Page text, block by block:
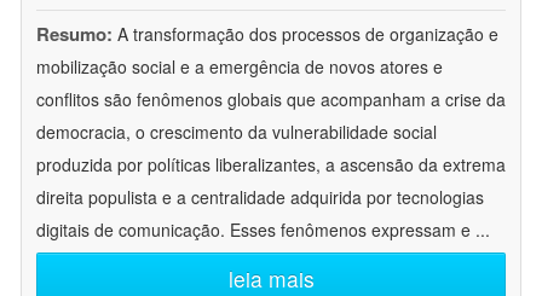
Resumo: A transformação dos processos de organização e
mobilização social e a emergência de novos atores e
conflitos são fenômenos globais que acompanham a crise da
democracia, o crescimento da vulnerabilidade social
produzida por políticas liberalizantes, a ascensão da extrema
direita populista e a centralidade adquirida por tecnologias
digitais de comunicação. Esses fenômenos expressam e ...
leia mais